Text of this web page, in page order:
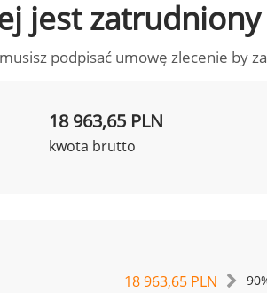
jest zatrudniony
podpisać umowę zlecenie by
18 963,65 PLN
kwota brutto
18 963,65 PLN